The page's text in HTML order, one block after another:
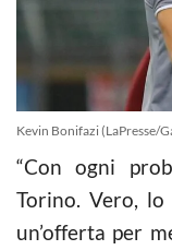
Kevin Bonifazi (LaPresse/
“Con ogni
Torino. Vero,
un’offerta per